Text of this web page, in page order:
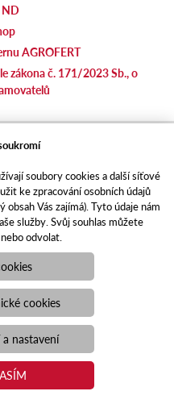
ND
AGROFERT
zákona č. 171/2023 Sb., o
| agrics.cz © 2021
AGRI CS a. s., se sídlem
69301, IČO 26243334,
v Brně, oddíl B, vložka
koncernu AGROFERT
IČO 26185610, se sídlem
149 00 Praha 4.
.cz
cs
soubory cookies a další síťové
ke zpracování osobních údajů
Vás zajímá). Tyto údaje nám
služby. Svůj souhlas můžete
odvolat.
cookies
nastavení